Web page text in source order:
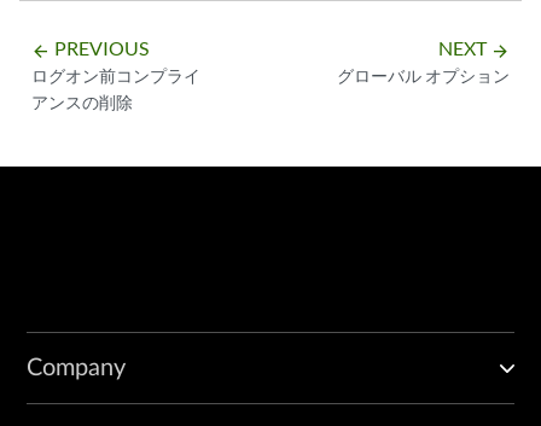
arrow_backward PREVIOUS
ログオン前コンプライ
アンスの削除
NEXT arrow_forward
グローバル オプション
Company